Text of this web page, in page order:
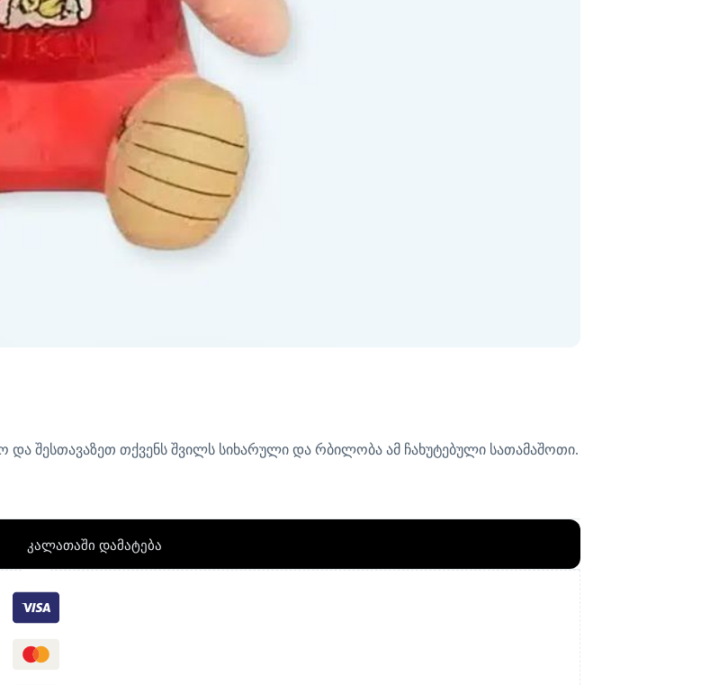
და შესთავაზეთ თქვენს შვილს სიხარული და რბილობა ამ ჩახუტებული სათამაშოთი.
კალათაში დამატება